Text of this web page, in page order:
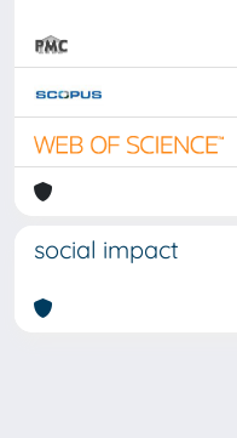
social impact